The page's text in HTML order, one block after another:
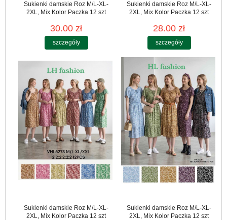
Sukienki damskie Roz M/L-XL-
2XL, Mix Kolor Paczka 12 szt
30.00 zł
szczegóły
Sukienki damskie Roz M/L-XL-
2XL, Mix Kolor Paczka 12 szt
28.00 zł
szczegóły
Sukienki damskie Roz M/L-XL-
2XL, Mix Kolor Paczka 12 szt
Sukienki damskie Roz M/L-XL-
2XL, Mix Kolor Paczka 12 szt